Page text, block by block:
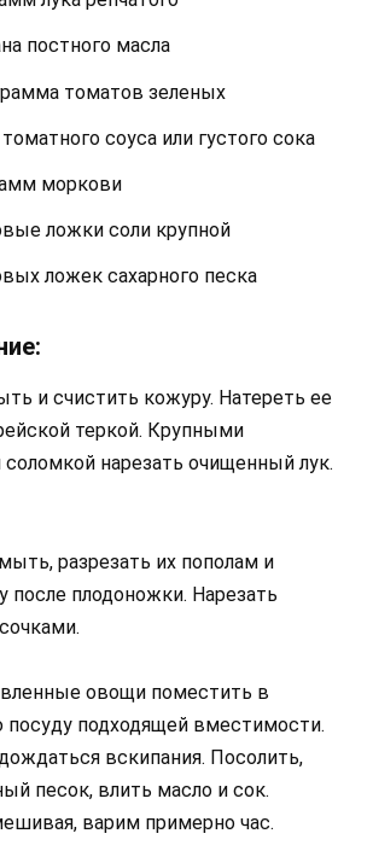
постного масла
томатов зеленых
соуса или густого сока
моркови
ложки соли крупной
ложек сахарного песка
и счистить кожуру. Натереть ее
теркой. Крупными
соломкой нарезать очищенный лук.
разрезать их пополам и
после плодоножки. Нарезать
овощи поместить в
подходящей вместимости.
вскипания. Посолить,
песок, влить масло и сок.
варим примерно час.